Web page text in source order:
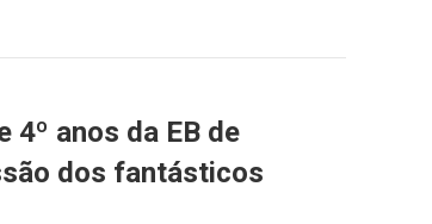
4º anos da EB de
dos fantásticos